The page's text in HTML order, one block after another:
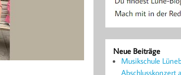
Neue Beiträge
Musikschule
Abschlusskonzert